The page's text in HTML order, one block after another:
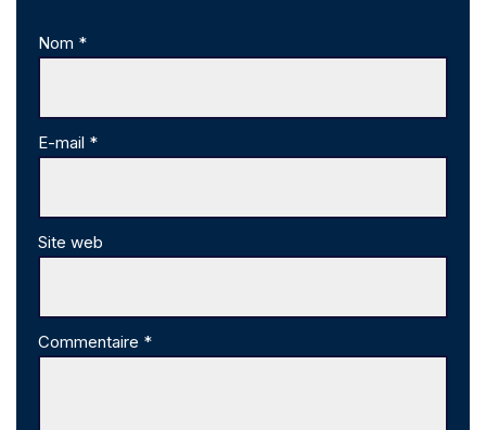
Nom *
E-mail *
Site web
Commentaire *